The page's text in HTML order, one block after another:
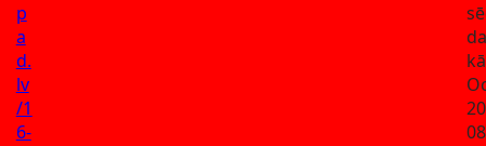
p
a
d.
lv
/1
6-